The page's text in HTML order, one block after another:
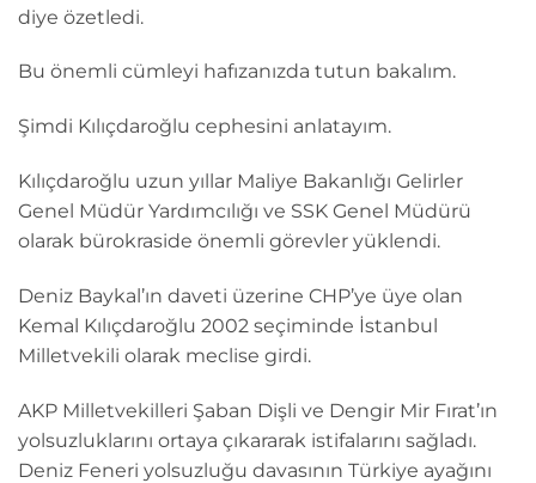
diye özetledi.
Bu önemli cümleyi hafızanızda tutun bakalım.
Şimdi Kılıçdaroğlu cephesini anlatayım.
Kılıçdaroğlu uzun yıllar Maliye Bakanlığı Gelirler
Genel Müdür Yardımcılığı ve SSK Genel Müdürü
olarak bürokraside önemli görevler yüklendi.
Deniz Baykal’ın daveti üzerine CHP’ye üye olan
Kemal Kılıçdaroğlu 2002 seçiminde İstanbul
Milletvekili olarak meclise girdi.
AKP Milletvekilleri Şaban Dişli ve Dengir Mir Fırat’ın
yolsuzluklarını ortaya çıkararak istifalarını sağladı.
Deniz Feneri yolsuzluğu davasının Türkiye ayağını